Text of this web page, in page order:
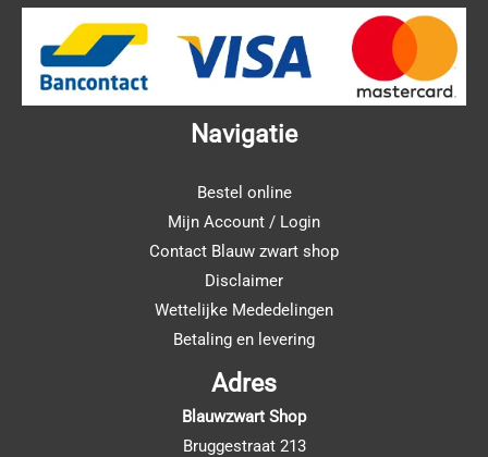
Navigatie
Bestel online
Mijn Account / Login
Contact Blauw zwart shop
Disclaimer
Wettelijke Mededelingen
Betaling en levering
Adres
Blauwzwart Shop
Bruggestraat 213